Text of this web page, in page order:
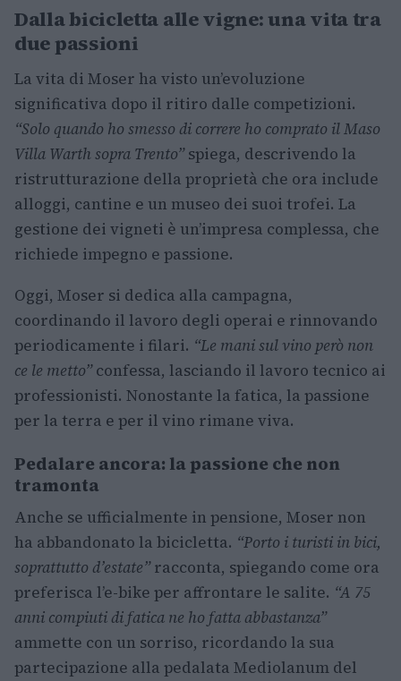
Dalla bicicletta alle vigne: una vita tra
due passioni
La vita di Moser ha visto un’evoluzione
significativa dopo il ritiro dalle competizioni.
“Solo quando ho smesso di correre ho comprato il Maso
Villa Warth sopra Trento”spiega, descrivendo la
ristrutturazione della proprietà che ora include
alloggi, cantine e un museo dei suoi trofei. La
gestione dei vigneti è un’impresa complessa, che
richiede impegno e passione.
Oggi, Moser si dedica alla campagna,
coordinando il lavoro degli operai e rinnovando
periodicamente i filari. “Le mani sul vino però non
ce le metto”confessa, lasciando il lavoro tecnico ai
professionisti. Nonostante la fatica, la passione
per la terra e per il vino rimane viva.
Pedalare ancora: la passione che non
tramonta
Anche se ufficialmente in pensione, Moser non
ha abbandonato la bicicletta. “Porto i turisti in bici,
soprattutto d’estate”racconta, spiegando come ora
preferisca l’e-bike per affrontare le salite. “A 75
anni compiuti di fatica ne ho fatta abbastanza”
ammette con un sorriso, ricordando la sua
partecipazione alla pedalata Mediolanum del